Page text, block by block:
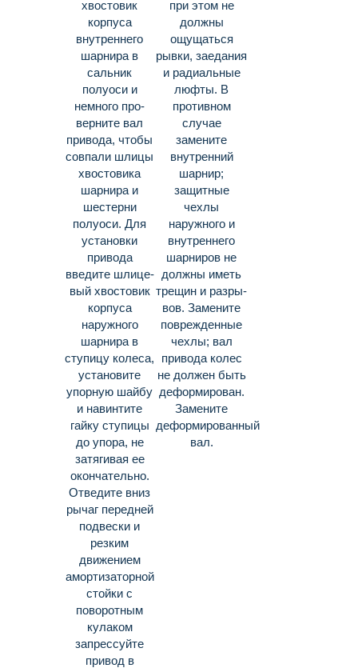
хвостовик
корпуса
внутреннего
шарнира в
сальник
полуоси и
немного про­
верните вал
привода, чтобы
совпали шлицы
хвостовика
шарнира и
шестерни
полуоси. Для
установки
привода
введите шлице­
вый хвостовик
корпуса
наружного
шарнира в
ступицу колеса,
установите
упорную шайбу
и навинтите
гайку ступицы
до упора, не
затя­гивая ее
окончательно.
Отведите вниз
рычаг передней
подвес­ки и
резким
движением
амортизаторной
стойки с
поворотным
кулаком
запрессуйте
привод в
при этом не
должны
ощущаться
рыв­ки, заедания
и радиальные
люфты. В
против­ном
случае
замените
внутренний
шарнир;
защитные
чехлы
наружного и
внутреннего
шарниров не
должны иметь
трещин и разры­
вов. Замените
поврежденные
чехлы; вал
привода колес
не должен быть
дефор­мирован.
Замените
деформированный
вал.